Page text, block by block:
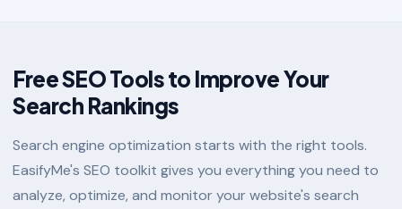
Free SEO Tools to Improve Your
Search Rankings
Search engine optimization starts with the right tools.
EasifyMe's SEO toolkit gives you everything you need to
analyze, optimize, and monitor your website's search